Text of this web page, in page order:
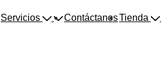
Servicios ContáctanosTienda